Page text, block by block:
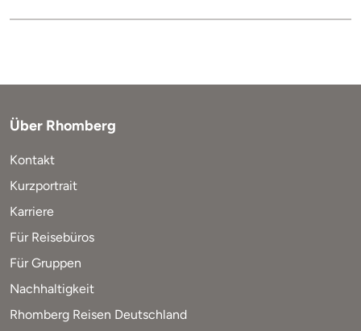
Über Rhomberg
Kontakt
Kurzportrait
Karriere
Für Reisebüros
Für Gruppen
Nachhaltigkeit
Rhomberg Reisen Deutschland